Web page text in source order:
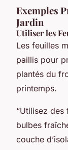
Exemples
Jardin
Utiliser les
Les feuilles
paillis pour
plantés du
printemps.
“Utilisez
bulbes
couche